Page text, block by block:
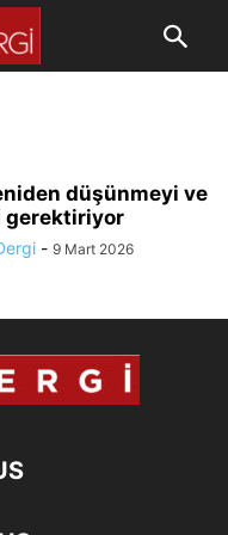
düşünmeyi ve
gerektiriyor
- 9 Mart 2026